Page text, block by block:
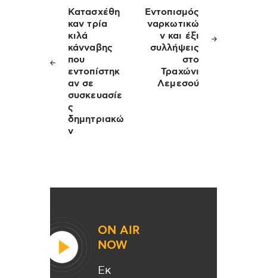
άρθρων
Κατασχέθη
καν τρία
κιλά
κάνναβης
που
εντοπίστηκ
αν σε
συσκευασίε
ς
δημητριακώ
ν
Εντοπισμός
ναρκωτικώ
ν και έξι
συλλήψεις
στο
Τραχώνι
Λεμεσού
ON AIR
NOW
Εκ